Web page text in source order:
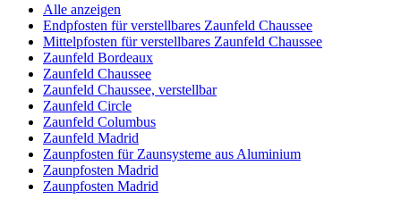
Alle anzeigen
Endpfosten für verstellbares Zaunfeld Chaussee
Mittelpfosten für verstellbares Zaunfeld Chaussee
Zaunfeld Bordeaux
Zaunfeld Chaussee
Zaunfeld Chaussee, verstellbar
Zaunfeld Circle
Zaunfeld Columbus
Zaunfeld Madrid
Zaunpfosten für Zaunsysteme aus Aluminium
Zaunpfosten Madrid
Zaunpfosten Madrid